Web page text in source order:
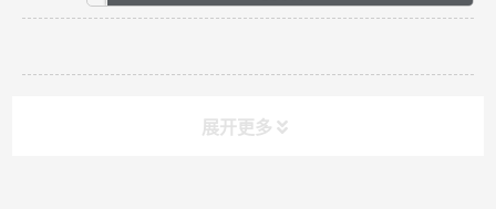
展开更多